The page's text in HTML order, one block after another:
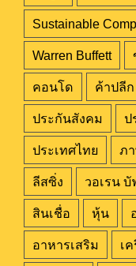
Sustainable
Warren Buffett
คอนโด ค้าปลีก
ประกันสังคม ป
ประเทศไทย ภ
ลีสซิ่ง วอเรน บั
สินเชื่อ หุ้น
อาหารเสริม เ